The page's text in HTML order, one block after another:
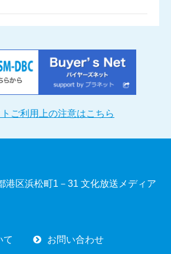
ご利用上の注意はこちら
区浜松町1－31 文化放送メディア
て お問い合わせ